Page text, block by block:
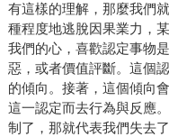
有這樣的理解，那麼我們
種程度地逃脫因果業力，
我們的心，喜歡認定事物
惡，或者價值評斷。這個
的傾向。接著，這個傾向
這一認定而去行為與反應
制了，那就代表我們失去